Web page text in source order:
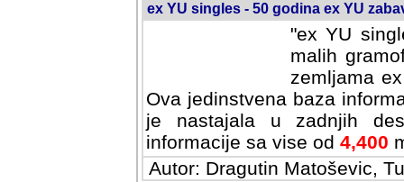
ex YU singles - 50 godina ex YU
"ex YU
malih
zemljama
Ova jedinstvena baza
je nastajala u zadnjih
informacije sa vise od 4,400
Autor: Dragutin Matoševic,